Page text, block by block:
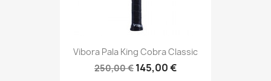
Vibora Pala King Cobra Classic
250,00 € 145,00 €